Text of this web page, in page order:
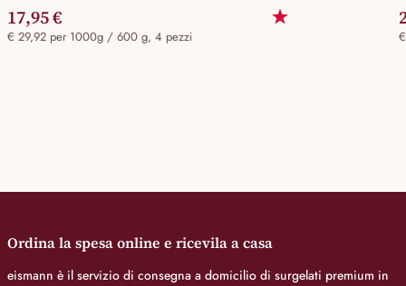
17,95 €
€ 29,92 per 1000g / 600 g, 4 pezzi
Ordina la spesa online e ricevila a casa
eismann è il servizio di consegna a domicilio di surgelati premium in